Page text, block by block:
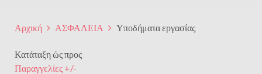
Αρχική ΑΣΦΑΛΕΙΑ Υποδήματα εργασίας
Κατάταξη ώς προς
Παραγγελίες +/-